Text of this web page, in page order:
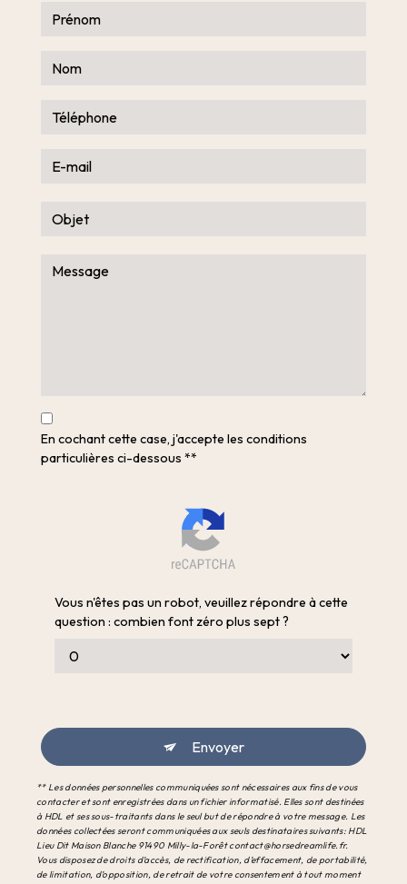
En cochant cette case, j'accepte les conditions
particulières ci-dessous **
Vous n'êtes pas un robot, veuillez répondre à cette
question : combien font zéro plus sept ?
Envoyer
** Les données personnelles communiquées sont nécessaires aux fins de vous
contacter et sont enregistrées dans un fichier informatisé. Elles sont destinées
à HDL et ses sous-traitants dans le seul but de répondre à votre message. Les
données collectées seront communiquées aux seuls destinataires suivants: HDL
Lieu Dit Maison Blanche 91490 Milly-la-Forêt contact@horsedreamlife.fr.
Vous disposez de droits d’accès, de rectification, d’effacement, de portabilité,
de limitation, d’opposition, de retrait de votre consentement à tout moment